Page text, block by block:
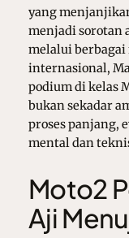
yang
menjadi sorotan
melalui berbagai
internasional,
podium di kelas
bukan sekadar
proses panjang,
mental dan
Moto2
Aji